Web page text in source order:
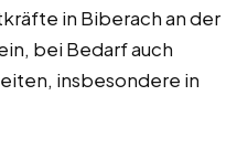
in Biberach an der
bei Bedarf auch
insbesondere in